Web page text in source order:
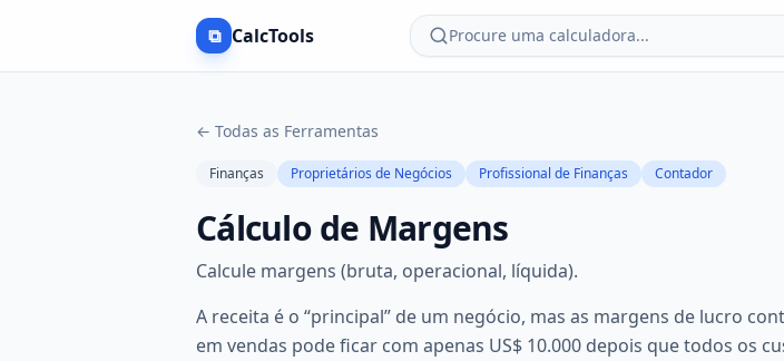
⧉ CalcTools Procure uma calculadora...
← Todas as Ferramentas
Finanças Proprietários de Negócios Profissional de Finanças Contador
Cálculo de Margens
Calcule margens (bruta, operacional, líquida).
A receita é o “principal” de um negócio, mas as margens de lucro
em vendas pode ficar com apenas US$ 10.000 depois que todos os